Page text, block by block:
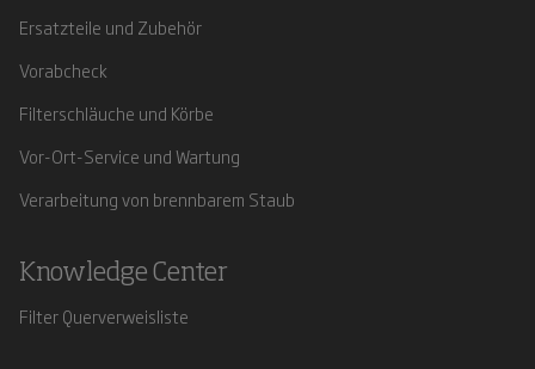
Ersatzteile und Zubehör
Vorabcheck
Filterschläuche und Körbe
Vor-Ort-Service und Wartung
Verarbeitung von brennbarem Staub
Knowledge Center
Filter Querverweisliste